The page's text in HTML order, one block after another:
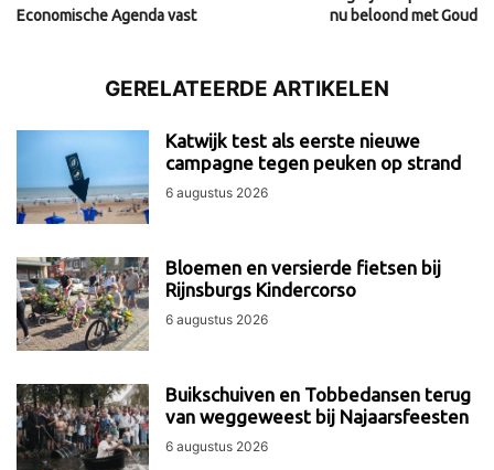
Economische Agenda vast
nu beloond met Goud
GERELATEERDE ARTIKELEN
Katwijk test als eerste nieuwe
campagne tegen peuken op strand
6 augustus 2026
Bloemen en versierde fietsen bij
Rijnsburgs Kindercorso
6 augustus 2026
Buikschuiven en Tobbedansen terug
van weggeweest bij Najaarsfeesten
6 augustus 2026